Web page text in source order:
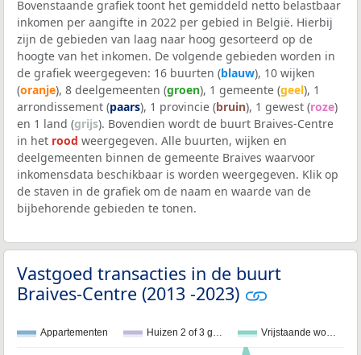
Bovenstaande grafiek toont het gemiddeld netto belastbaar
inkomen per aangifte in 2022 per gebied in België. Hierbij
zijn de gebieden van laag naar hoog gesorteerd op de
hoogte van het inkomen. De volgende gebieden worden in
de grafiek weergegeven: 16 buurten (blauw), 10 wijken
(oranje), 8 deelgemeenten (groen), 1 gemeente (geel), 1
arrondissement (paars), 1 provincie (bruin), 1 gewest (roze)
en 1 land (grijs). Bovendien wordt de buurt Braives-Centre
in het rood weergegeven. Alle buurten, wijken en
deelgemeenten binnen de gemeente Braives waarvoor
inkomensdata beschikbaar is worden weergegeven. Klik op
de staven in de grafiek om de naam en waarde van de
bijbehorende gebieden te tonen.
Vastgoed transacties in de buurt
Braives-Centre (2013 -2023)
Appartementen Huizen 2 of 3 g… Vrijstaande wo…